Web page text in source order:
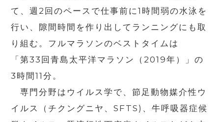
て、週 2 回のペースで仕事前に1 時間弱の水泳を
行い、隙間時間を作り出してランニングにも取
り組む。フルマラソンのベストタイムは
「第33 回青島太平洋マラソン（ 2019年）」の
3 時間11分。
専門分野はウイルス学で、節足動物媒介性ウ
イルス（チクングニヤ、SFTS) 、牛呼吸器症候